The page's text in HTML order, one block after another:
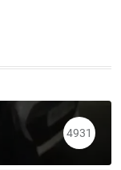
4931